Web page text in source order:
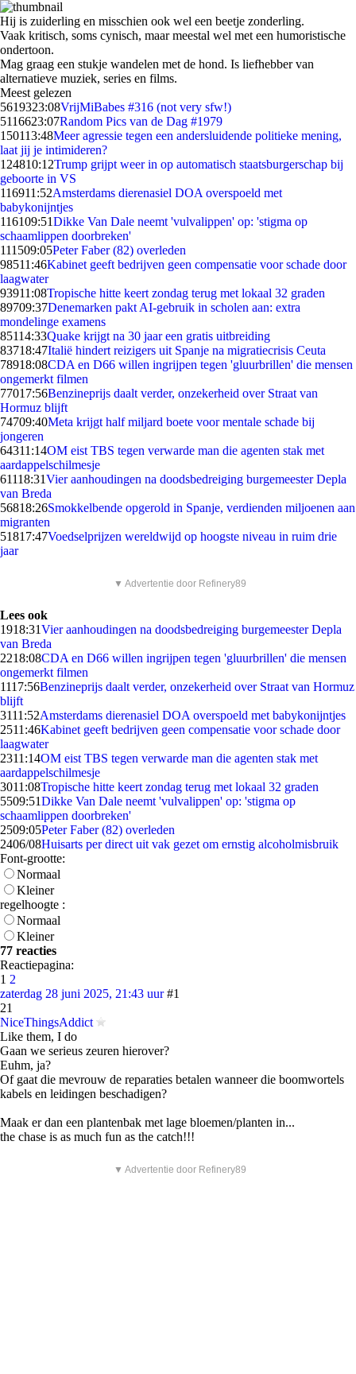
Hij is zuiderling en misschien ook wel een beetje zonderling.
Vaak kritisch, soms cynisch, maar meestal wel met een humoristische
ondertoon.
Mag graag een stukje wandelen met de hond. Is liefhebber van
alternatieve muziek, series en films.
Meest gelezen
5619323:08VrijMiBabes #316 (not very sfw!)
5116623:07Random Pics van de Dag #1979
150113:48Meer agressie tegen een andersluidende politieke mening,
laat jij je intimideren?
124810:12Trump grijpt weer in op automatisch staatsburgerschap bij
geboorte in VS
116911:52Amsterdams dierenasiel DOA overspoeld met
babykonijntjes
116109:51Dikke Van Dale neemt 'vulvalippen' op: 'stigma op
schaamlippen doorbreken'
111509:05Peter Faber (82) overleden
98511:46Kabinet geeft bedrijven geen compensatie voor schade door
laagwater
93911:08Tropische hitte keert zondag terug met lokaal 32 graden
89709:37Denemarken pakt AI-gebruik in scholen aan: extra
mondelinge examens
85114:33Quake krijgt na 30 jaar een gratis uitbreiding
83718:47Italië hindert reizigers uit Spanje na migratiecrisis Ceuta
78918:08CDA en D66 willen ingrijpen tegen 'gluurbrillen' die mensen
ongemerkt filmen
77017:56Benzineprijs daalt verder, onzekerheid over Straat van
Hormuz blijft
74709:40Meta krijgt half miljard boete voor mentale schade bij
jongeren
64311:14OM eist TBS tegen verwarde man die agenten stak met
aardappelschilmesje
61118:31Vier aanhoudingen na doodsbedreiging burgemeester Depla
van Breda
56818:26Smokkelbende opgerold in Spanje, verdienden miljoenen aan
migranten
51817:47Voedselprijzen wereldwijd op hoogste niveau in ruim drie
jaar
▼ Advertentie door Refinery89
Lees ook
1918:31Vier aanhoudingen na doodsbedreiging burgemeester Depla
van Breda
2218:08CDA en D66 willen ingrijpen tegen 'gluurbrillen' die mensen
ongemerkt filmen
1117:56Benzineprijs daalt verder, onzekerheid over Straat van Hormuz
blijft
3111:52Amsterdams dierenasiel DOA overspoeld met babykonijntjes
2511:46Kabinet geeft bedrijven geen compensatie voor schade door
laagwater
2311:14OM eist TBS tegen verwarde man die agenten stak met
aardappelschilmesje
3011:08Tropische hitte keert zondag terug met lokaal 32 graden
5509:51Dikke Van Dale neemt 'vulvalippen' op: 'stigma op
schaamlippen doorbreken'
2509:05Peter Faber (82) overleden
2406/08Huisarts per direct uit vak gezet om ernstig alcoholmisbruik
Font-grootte:
Normaal
Kleiner
regelhoogte :
Normaal
Kleiner
77 reacties
Reactiepagina:
1 2
zaterdag 28 juni 2025, 21:43 uur #1
21
NiceThingsAddict
Like them, I do
Gaan we serieus zeuren hierover?
Euhm, ja?
Of gaat die mevrouw de reparaties betalen wanneer die boomwortels
kabels en leidingen beschadigen?
Maak er dan een plantenbak met lage bloemen/planten in...
the chase is as much fun as the catch!!!
▼ Advertentie door Refinery89